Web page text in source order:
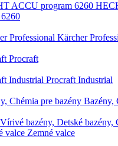
Kärcher
Procraft
Procraft Industrial
Bazény,
Vírivé bazény, Detské bazény,
Zemné valce